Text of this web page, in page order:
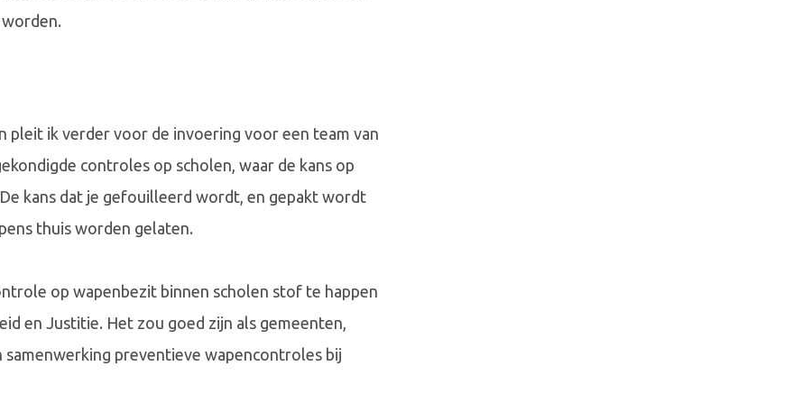
ik verder voor de invoering voor een team van
controles op scholen, waar de kans op
kans dat je gefouilleerd wordt, en gepakt wordt
thuis worden gelaten.
op wapenbezit binnen scholen stof te happen
en Justitie. Het zou goed zijn als gemeenten,
preventieve wapencontroles bij